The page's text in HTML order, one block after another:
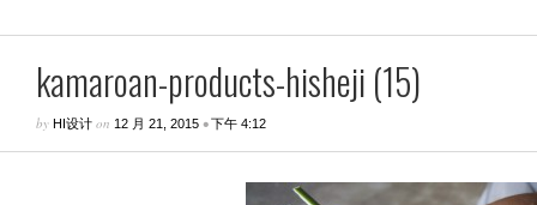
kamaroan-products-hisheji (15)
by HI设计 on 12 月 21, 2015 •下午 4:12